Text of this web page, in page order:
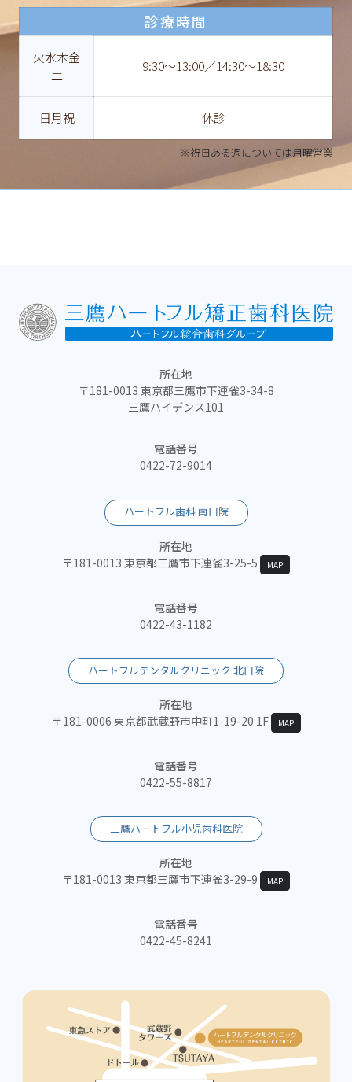
診療時間
火水木金
土
9:30〜13:00／14:30〜18:30
日月祝 休診
※祝日ある週については月曜営業
所在地
〒181-0013 東京都三鷹市下連雀3-34-8
三鷹ハイデンス101
電話番号
0422-72-9014
ハートフル歯科 南口院
所在地
〒181-0013 東京都三鷹市下連雀3-25-5
MAP
電話番号
0422-43-1182
ハートフルデンタルクリニック 北口院
所在地
〒181-0006 東京都武蔵野市中町1-19-20 1F
MAP
電話番号
0422-55-8817
三鷹ハートフル小児歯科医院
所在地
〒181-0013 東京都三鷹市下連雀3-29-9
MAP
電話番号
0422-45-8241